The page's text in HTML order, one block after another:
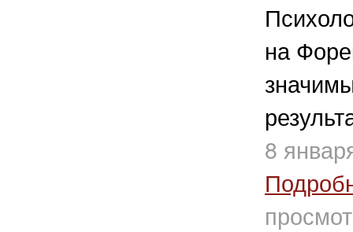
на
8